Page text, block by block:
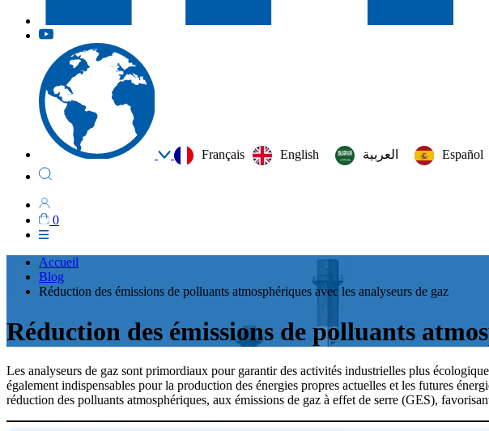
Français English العربية‏ Español
0
Accueil
Blog
Réduction des émissions de polluants atmosphériques avec les analyseurs de gaz
Réduction des émissions de polluants
Les analyseurs de gaz sont primordiaux pour garantir des activités industrielles plus
également indispensables pour la production des énergies propres actuelles et les futures
réduction des polluants atmosphériques, aux émissions de gaz à effet de serre (GES),